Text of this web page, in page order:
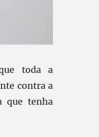
toda a
contra a
que tenha